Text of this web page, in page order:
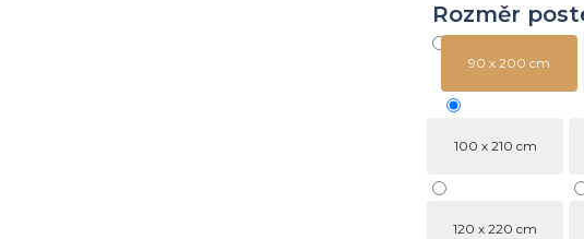
Rozměr
90 x 200 cm
100 x 210 cm
120 x 220 cm